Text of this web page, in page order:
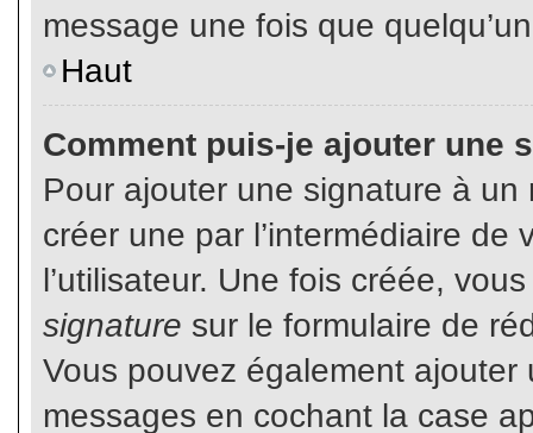
message une fois que
Haut
Comment puis-je ajouter une
Pour ajouter une signature à un
créer une par l’intermédiaire
l’utilisateur. Une fois créée,
signature sur le formulaire de
Vous pouvez également
messages en cochant la case